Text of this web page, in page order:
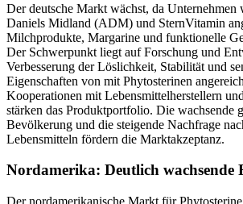
Der deutsche Markt wächst, da
Daniels Midland (ADM) und SternVitamin
Milchprodukte, Margarine und funktionelle
Der Schwerpunkt liegt auf Forschung und
Verbesserung der Löslichkeit, Stabilität und
Eigenschaften von mit Phytosterinen
Kooperationen mit Lebensmittelherstellern
stärken das Produktportfolio. Die wachsende
Bevölkerung und die steigende Nachfrage
Lebensmitteln fördern die Marktakzeptanz.
Nordamerika: Deutlich wachsende
Der nordamerikanische Markt für